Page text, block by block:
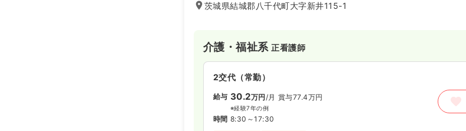
茨城県結城郡八千代町大字新井115-1
介護・福祉系正看護師
2交代（常勤）
給与 30.2万円/月 賞与77.4万円
※経験7年の例
時間 8:30～17:30